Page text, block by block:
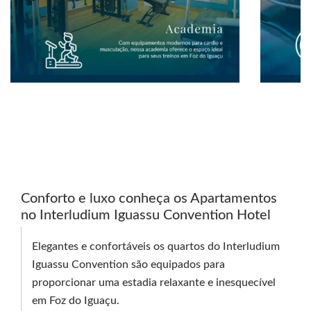
Conforto e luxo conheça os Apartamentos
no Interludium Iguassu Convention Hotel
Elegantes e confortáveis os quartos do Interludium
Iguassu Convention são equipados para
proporcionar uma estadia relaxante e inesquecível
em Foz do Iguaçu.